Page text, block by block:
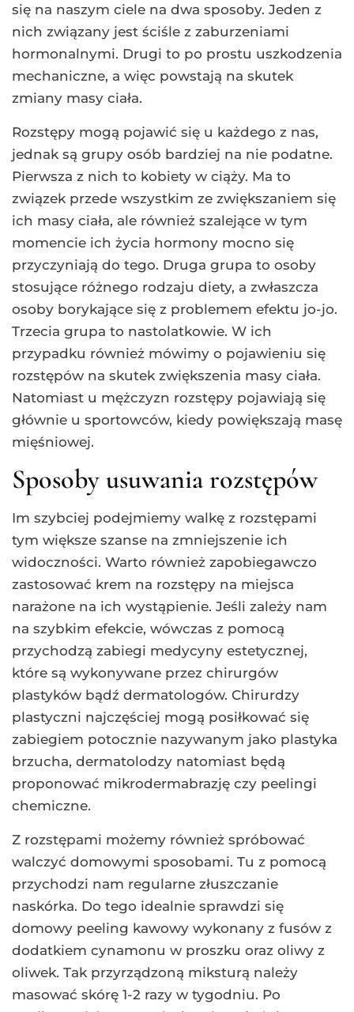
się na naszym ciele na dwa sposoby. Jeden z
nich związany jest ściśle z zaburzeniami
hormonalnymi. Drugi to po prostu uszkodzenia
mechaniczne, a więc powstają na skutek
zmiany masy ciała.
Rozstępy mogą pojawić się u każdego z nas,
jednak są grupy osób bardziej na nie podatne.
Pierwsza z nich to kobiety w ciąży. Ma to
związek przede wszystkim ze zwiększaniem się
ich masy ciała, ale również szalejące w tym
momencie ich życia hormony mocno się
przyczyniają do tego. Druga grupa to osoby
stosujące różnego rodzaju diety, a zwłaszcza
osoby borykające się z problemem efektu jo-jo.
Trzecia grupa to nastolatkowie. W ich
przypadku również mówimy o pojawieniu się
rozstępów na skutek zwiększenia masy ciała.
Natomiast u mężczyzn rozstępy pojawiają się
głównie u sportowców, kiedy powiększają masę
mięśniowej.
Sposoby usuwania rozstępów
Im szybciej podejmiemy walkę z rozstępami
tym większe szanse na zmniejszenie ich
widoczności. Warto również zapobiegawczo
zastosować krem na rozstępy na miejsca
narażone na ich wystąpienie. Jeśli zależy nam
na szybkim efekcie, wówczas z pomocą
przychodzą zabiegi medycyny estetycznej,
które są wykonywane przez chirurgów
plastyków bądź dermatologów. Chirurdzy
plastyczni najczęściej mogą posiłkować się
zabiegiem potocznie nazywanym jako plastyka
brzucha, dermatolodzy natomiast będą
proponować mikrodermabrazję czy peelingi
chemiczne.
Z rozstępami możemy również spróbować
walczyć domowymi sposobami. Tu z pomocą
przychodzi nam regularne złuszczanie
naskórka. Do tego idealnie sprawdzi się
domowy peeling kawowy wykonany z fusów z
dodatkiem cynamonu w proszku oraz oliwy z
oliwek. Tak przyrządzoną miksturą należy
masować skórę 1-2 razy w tygodniu. Po